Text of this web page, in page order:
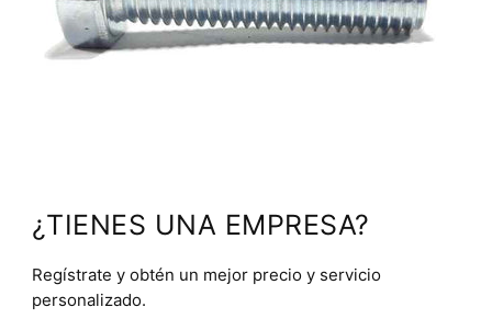
¿TIENES UNA EMPRESA?
Regístrate y obtén un mejor precio y servicio
personalizado.